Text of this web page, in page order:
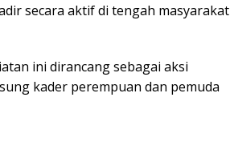
secara aktif di tengah masyarakat
ini dirancang sebagai aksi
kader perempuan dan pemuda